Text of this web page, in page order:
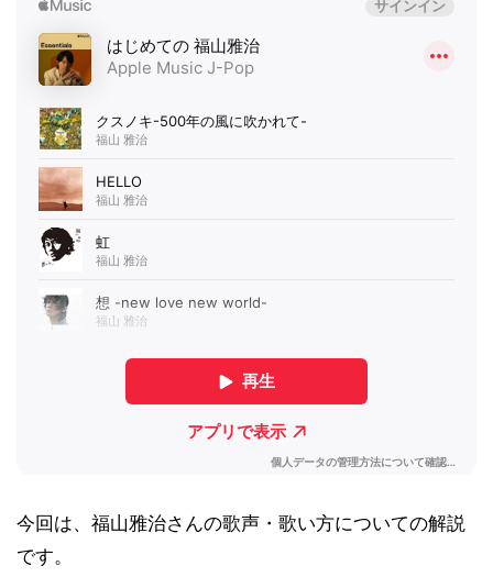
今回は、福山雅治さんの歌声・歌い方についての解説
です。